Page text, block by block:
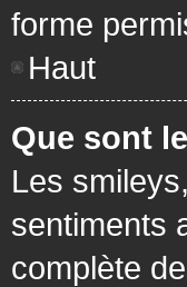
forme
Haut
Que sont
Les
sentiments
complète